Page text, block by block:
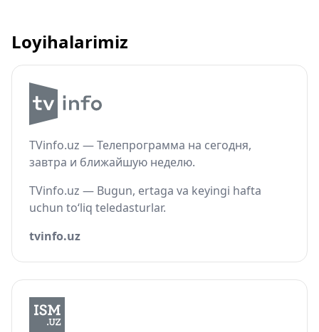
Loyihalarimiz
TVinfo.uz — Телепрограмма на сегодня,
завтра и ближайшую неделю.
TVinfo.uz — Bugun, ertaga va keyingi hafta
uchun to‘liq teledasturlar.
tvinfo.uz